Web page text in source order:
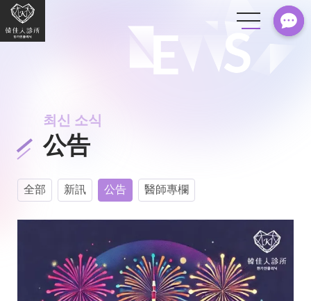
최신 소식
公告
全部 新訊 公告 醫師專欄